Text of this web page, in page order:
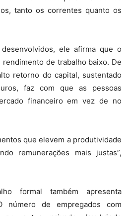
tanto os correntes quanto os
ele afirma que o
de trabalho baixo. De
retorno do capital, sustentado
faz com que as pessoas
financeiro em vez de no
que elevem a produtividade
remunerações mais justas”,
formal também apresenta
número de empregados com